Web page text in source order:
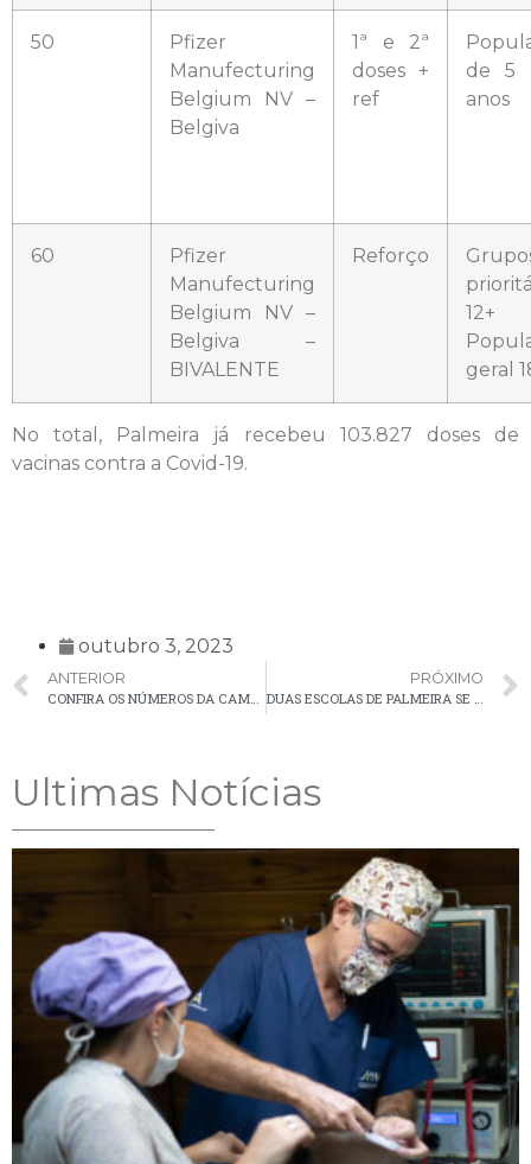
50
Pfizer
Manufecturing
Belgium NV –
Belgiva
1ª e 2ª
doses +
ref
de 5
anos
60
Pfizer
Manufecturing
Belgium NV –
Belgiva –
BIVALENTE
Reforço
geral
No total, Palmeira já recebeu 103.827 doses de
vacinas contra a Covid-19.
outubro 3, 2023
ANTERIOR
PRÓXIMO
Ultimas Notícias